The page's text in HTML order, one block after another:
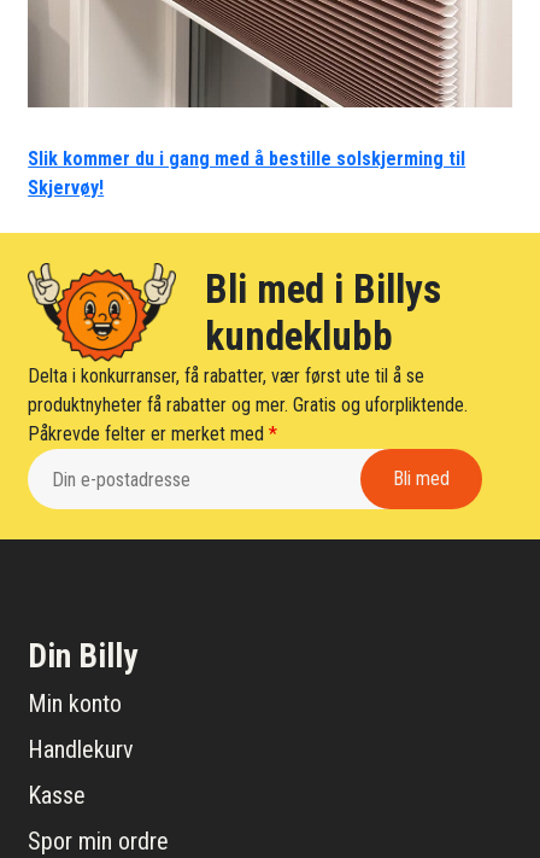
Slik kommer du i gang med å bestille solskjerming til
Skjervøy!
Bli med i Billys
kundeklubb
Delta i konkurranser, få rabatter, vær først ute til å se
produktnyheter få rabatter og mer. Gratis og uforpliktende.
Påkrevde felter er merket med*
Din Billy
Min konto
Handlekurv
Kasse
Spor min ordre